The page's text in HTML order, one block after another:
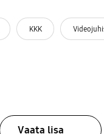
KKK
Vaata lisa